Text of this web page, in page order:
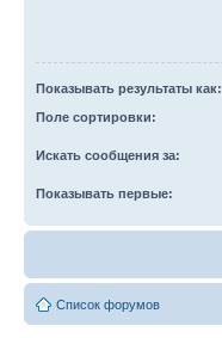
Показывать результаты как:
Поле сортировки:
Искать сообщения за:
Показывать первые:
Список форумов